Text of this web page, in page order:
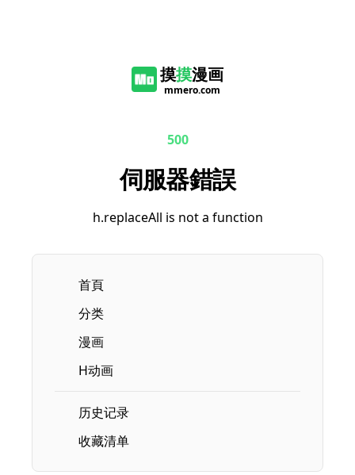
摸摸漫画
mmero.com
500
伺服器錯誤
h.replaceAll is not a function
首頁
分类
漫画
H动画
历史记录
收藏清单